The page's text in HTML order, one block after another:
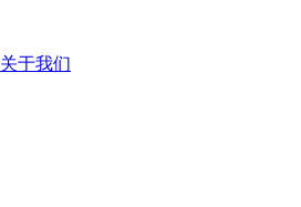
关于我们